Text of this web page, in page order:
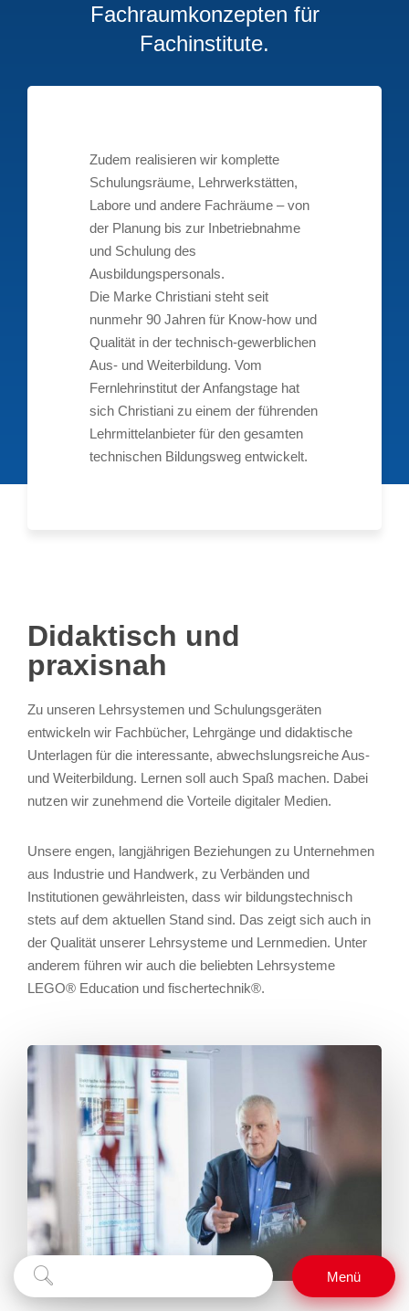
Menü
Fachraumkonzepten für
Fachinstitute.
Zudem realisieren wir komplette
Schulungsräume, Lehrwerkstätten,
Labore und andere Fachräume – von
der Planung bis zur Inbetriebnahme
und Schulung des
Ausbildungspersonals.
Die Marke Christiani steht seit
nunmehr 90 Jahren für Know-how und
Qualität in der technisch-gewerblichen
Aus- und Weiterbildung. Vom
Fernlehrinstitut der Anfangstage hat
sich Christiani zu einem der führenden
Lehrmittelanbieter für den gesamten
technischen Bildungsweg entwickelt.
Didaktisch und
praxisnah
Zu unseren Lehrsystemen und Schulungsgeräten
entwickeln wir Fachbücher, Lehrgänge und didaktische
Unterlagen für die interessante, abwechslungsreiche Aus-
und Weiterbildung. Lernen soll auch Spaß machen. Dabei
nutzen wir zunehmend die Vorteile digitaler Medien.
Unsere engen, langjährigen Beziehungen zu Unternehmen
aus Industrie und Handwerk, zu Verbänden und
Institutionen gewährleisten, dass wir bildungstechnisch
stets auf dem aktuellen Stand sind. Das zeigt sich auch in
der Qualität unserer Lehrsysteme und Lernmedien. Unter
anderem führen wir auch die beliebten Lehrsysteme
LEGO® Education und fischertechnik®.